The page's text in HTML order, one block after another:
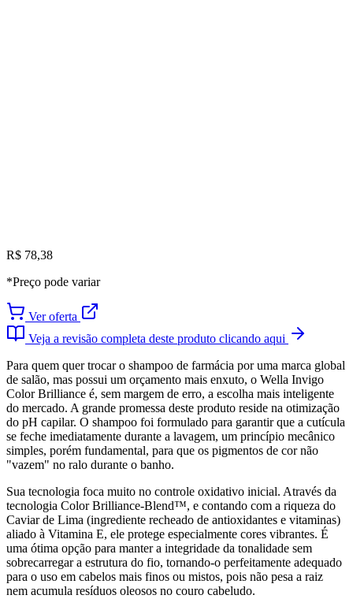
R$ 78,38
*Preço pode variar
Ver oferta
Veja a revisão completa deste produto clicando aqui
Para quem quer trocar o shampoo de farmácia por uma marca global
de salão, mas possui um orçamento mais enxuto, o Wella Invigo
Color Brilliance é, sem margem de erro, a escolha mais inteligente
do mercado. A grande promessa deste produto reside na otimização
do pH capilar. O shampoo foi formulado para garantir que a cutícula
se feche imediatamente durante a lavagem, um princípio mecânico
simples, porém fundamental, para que os pigmentos de cor não
"vazem" no ralo durante o banho.
Sua tecnologia foca muito no controle oxidativo inicial. Através da
tecnologia Color Brilliance-Blend™, e contando com a riqueza do
Caviar de Lima (ingrediente recheado de antioxidantes e vitaminas)
aliado à Vitamina E, ele protege especialmente cores vibrantes. É
uma ótima opção para manter a integridade da tonalidade sem
sobrecarregar a estrutura do fio, tornando-o perfeitamente adequado
para o uso em cabelos mais finos ou mistos, pois não pesa a raiz
nem acumula resíduos oleosos no couro cabeludo.